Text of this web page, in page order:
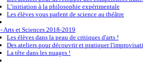
L’initiation à la philosophie expérimentale
Les élèves vous parlent de science au théâtre
Arts et Sciences 2018-2019
Les élèves dans la peau de critiques d'arts !
Des ateliers pour découvrir et pratiquer
La tête dans les nuages !